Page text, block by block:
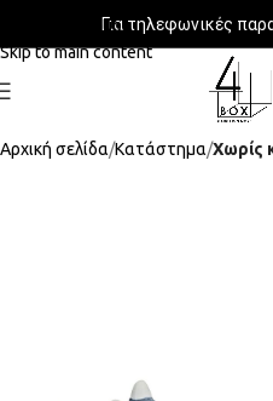
Skip to navigation
Skip to main content
Για τηλεφωνικές
Αρχική σελίδα Κατάστημα Χωρίς